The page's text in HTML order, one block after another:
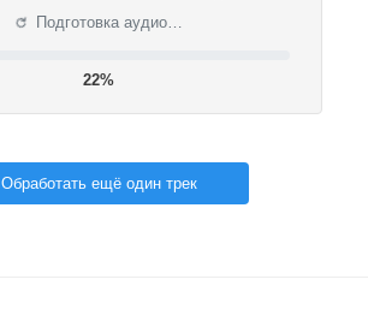
⟳ Подготовка аудио…
22%
Обработать ещё один трек